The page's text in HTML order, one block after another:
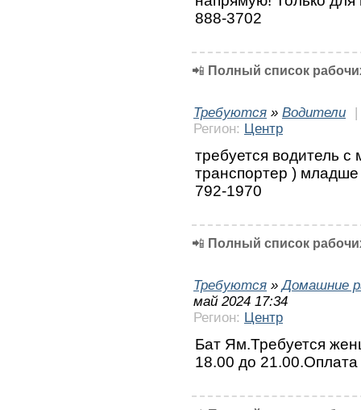
888-3702
📲 Полный список
Требуются » Водители
|
Регион: Центр
требуется водитель
транспортер )
792-1970
📲 Полный список
Требуются »Домашние
май 2024 17:34
Регион: Центр
Бат Ям.Требуется
18.00 до